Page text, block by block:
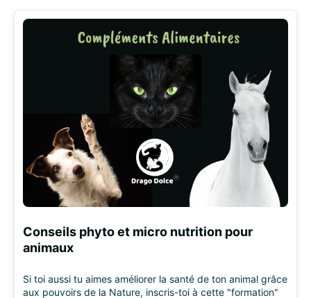
Conseils phyto et micro nutrition pour
animaux
Si toi aussi tu aimes améliorer la santé de ton animal grâce
aux pouvoirs de la Nature, inscris-toi à cette "formation"